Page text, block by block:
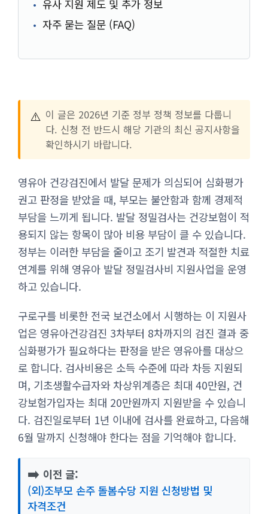
유사 지원 제도 및 추가 정보
자주 묻는 질문 (FAQ)
⚠️ 이 글은 2026년 기준 정부 정책 정보를 다룹니
다. 신청 전 반드시 해당 기관의 최신 공지사항을
확인하시기 바랍니다.
영유아 건강검진에서 발달 문제가 의심되어 심화평가
권고 판정을 받았을 때, 부모는 불안함과 함께 경제적
부담을 느끼게 됩니다. 발달 정밀검사는 건강보험이 적
용되지 않는 항목이 많아 비용 부담이 클 수 있습니다.
정부는 이러한 부담을 줄이고 조기 발견과 적절한 치료
연계를 위해 영유아 발달 정밀검사비 지원사업을 운영
하고 있습니다.
구로구를 비롯한 전국 보건소에서 시행하는 이 지원사
업은 영유아건강검진 3차부터 8차까지의 검진 결과 중
심화평가가 필요하다는 판정을 받은 영유아를 대상으
로 합니다. 검사비용은 소득 수준에 따라 차등 지원되
며, 기초생활수급자와 차상위계층은 최대 40만원, 건
강보험가입자는 최대 20만원까지 지원받을 수 있습니
다. 검진일로부터 1년 이내에 검사를 완료하고, 다음해
6월 말까지 신청해야 한다는 점을 기억해야 합니다.
➡️ 이전 글:
(외)조부모 손주 돌봄수당 지원 신청방법 및
자격조건